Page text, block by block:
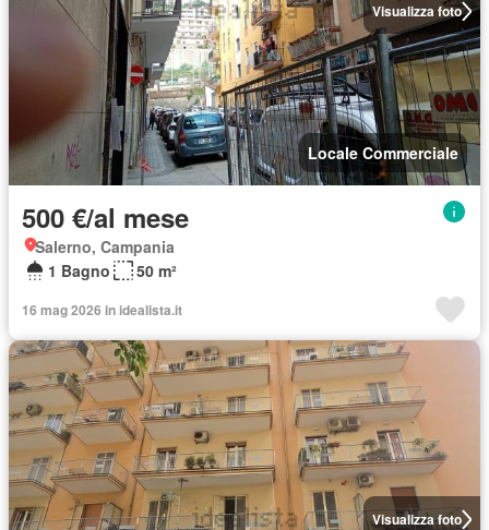
Visualizza foto
Locale Commerciale
500 €/al mese
Salerno, Campania
1 Bagno
50 m²
16 mag 2026 in idealista.it
Visualizza foto